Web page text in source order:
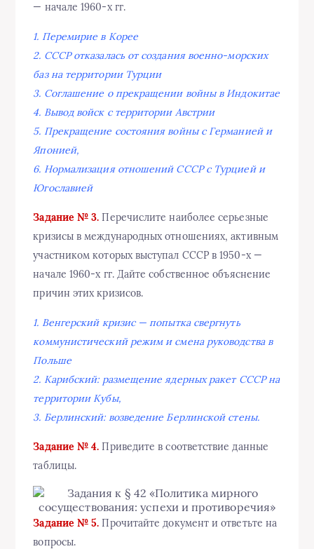
— начале 1960-х гг.
1. Перемирие в Корее
2. СССР отказалась от создания военно-морских
баз на территории Турции
3. Соглашение о прекращении войны в Индокитае
4. Вывод войск с территории Австрии
5. Прекращение состояния войны с Германией и
Японией,
6. Нормализация отношений СССР с Турцией и
Югославией
Задание № 3. Перечислите наиболее серьезные
кризисы в международных отношениях, активным
участником которых выступал СССР в 1950-х —
начале 1960-х гг. Дайте собственное объяснение
причин этих кризисов.
1. Венгерский кризис — попытка свергнуть
коммунистический режим и смена руководства в
Польше
2. Карибский: размещение ядерных ракет СССР на
территории Кубы,
3. Берлинский: возведение Берлинской стены.
Задание № 4. Приведите в соответствие данные
таблицы.
Задание № 5. Прочитайте документ и ответьте на
вопросы.